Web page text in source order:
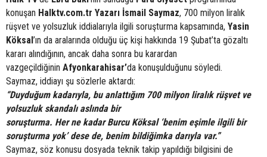
konuşan Halktv.com.tr Yazarı İsmail Saymaz, 700 milyon liralık
rüşvet ve yolsuzluk iddialarıyla ilgili soruşturma kapsamında, Yasin
Köksal ’ın da aralarında olduğu üç kişi hakkında 19 Şubat’ta gözaltı
kararı alındığının, ancak daha sonra bu karardan
vazgeçildiğinin Afyonkarahisar’da konuşulduğunu söyledi.
Saymaz, iddiayı şu sözlerle aktardı:
“Duyduğum kadarıyla, bu anlattığım 700 milyon liralık rüşvet ve
yolsuzluk skandalı aslında bir
soruşturma. Her ne kadar Burcu Köksal ‘benim eşimle ilgili bir
soruşturma yok’ dese de, benim bildiğimka darıyla var.”
Saymaz, söz konusu dosyada teknik takip yapıldığı bilgisini de